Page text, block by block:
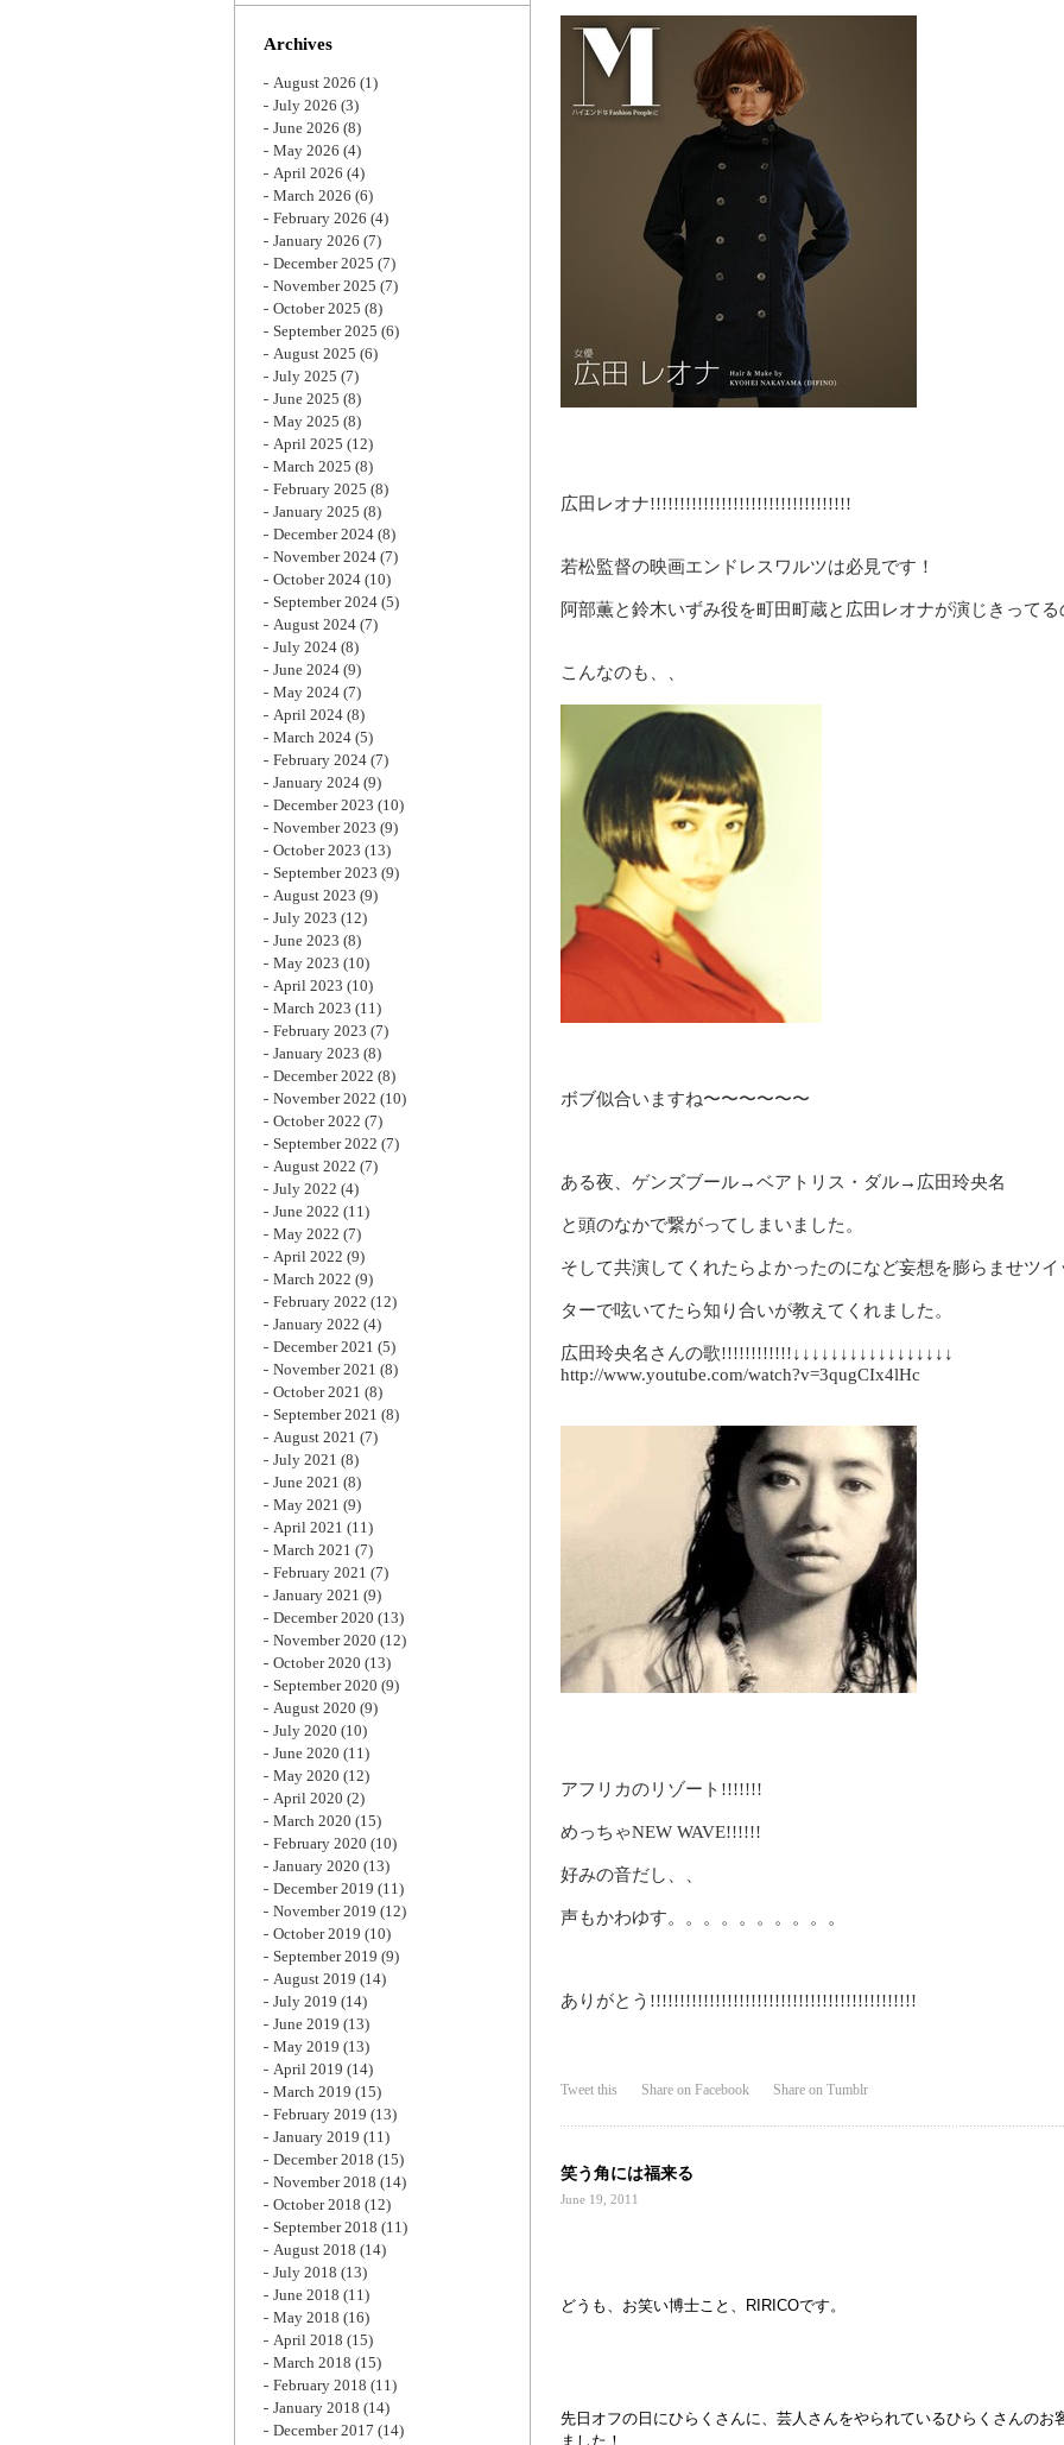
広田レオナ!!!!!!!!!!!!!!!!!!!!!!!!!!!!!!!!!!
若松監督の映画エンドレスワルツは必見です！
阿部薫と鈴木いずみ役を町田町蔵と広田レオナが演じきって
こんなのも、、
ボブ似合いますね〜〜〜〜〜〜
ある夜、ゲンズブール→ベアトリス・ダル→広田玲央名
と頭のなかで繋がってしまいました。
そして共演してくれたらよかったのになど妄想を膨らませツイ
ターで呟いてたら知り合いが教えてくれました。
広田玲央名さんの歌!!!!!!!!!!!!↓↓↓↓↓↓↓↓↓↓↓↓↓↓↓↓↓
http://www.youtube.com/watch?v=3qugCIx4lHc
アフリカのリゾート!!!!!!!
めっちゃNEW WAVE!!!!!!
好みの音だし、、
声もかわゆす。。。。。。。。。。
ありがとう!!!!!!!!!!!!!!!!!!!!!!!!!!!!!!!!!!!!!!!!!!!!!
Tweet this Share on Facebook Share on Tumblr
笑う角には福来る
June 19, 2011
どうも、お笑い博士こと、RIRICOです。
先日オフの日にひらくさんに、芸人さんをやられているひらくさんのお
ました！
Archives
August 2026 (1)
July 2026 (3)
June 2026 (8)
May 2026 (4)
April 2026 (4)
March 2026 (6)
February 2026 (4)
January 2026 (7)
December 2025 (7)
November 2025 (7)
October 2025 (8)
September 2025 (6)
August 2025 (6)
July 2025 (7)
June 2025 (8)
May 2025 (8)
April 2025 (12)
March 2025 (8)
February 2025 (8)
January 2025 (8)
December 2024 (8)
November 2024 (7)
October 2024 (10)
September 2024 (5)
August 2024 (7)
July 2024 (8)
June 2024 (9)
May 2024 (7)
April 2024 (8)
March 2024 (5)
February 2024 (7)
January 2024 (9)
December 2023 (10)
November 2023 (9)
October 2023 (13)
September 2023 (9)
August 2023 (9)
July 2023 (12)
June 2023 (8)
May 2023 (10)
April 2023 (10)
March 2023 (11)
February 2023 (7)
January 2023 (8)
December 2022 (8)
November 2022 (10)
October 2022 (7)
September 2022 (7)
August 2022 (7)
July 2022 (4)
June 2022 (11)
May 2022 (7)
April 2022 (9)
March 2022 (9)
February 2022 (12)
January 2022 (4)
December 2021 (5)
November 2021 (8)
October 2021 (8)
September 2021 (8)
August 2021 (7)
July 2021 (8)
June 2021 (8)
May 2021 (9)
April 2021 (11)
March 2021 (7)
February 2021 (7)
January 2021 (9)
December 2020 (13)
November 2020 (12)
October 2020 (13)
September 2020 (9)
August 2020 (9)
July 2020 (10)
June 2020 (11)
May 2020 (12)
April 2020 (2)
March 2020 (15)
February 2020 (10)
January 2020 (13)
December 2019 (11)
November 2019 (12)
October 2019 (10)
September 2019 (9)
August 2019 (14)
July 2019 (14)
June 2019 (13)
May 2019 (13)
April 2019 (14)
March 2019 (15)
February 2019 (13)
January 2019 (11)
December 2018 (15)
November 2018 (14)
October 2018 (12)
September 2018 (11)
August 2018 (14)
July 2018 (13)
June 2018 (11)
May 2018 (16)
April 2018 (15)
March 2018 (15)
February 2018 (11)
January 2018 (14)
December 2017 (14)